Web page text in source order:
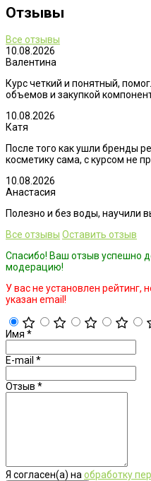
Отзывы
Все отзывы
10.08.2026
Валентина
Курс четкий и понятный,
объемов и закупкой
10.08.2026
Катя
После того как ушли бренды
косметику сама, с курсом не
10.08.2026
Анастасия
Полезно и без воды, научили
Все отзывы Оставить отзыв
Спасибо! Ваш отзыв успешно
модерацию!
У вас не установлен рейтинг,
указан email!
Имя *
E-mail *
Отзыв *
Я согласен(а) на обработку